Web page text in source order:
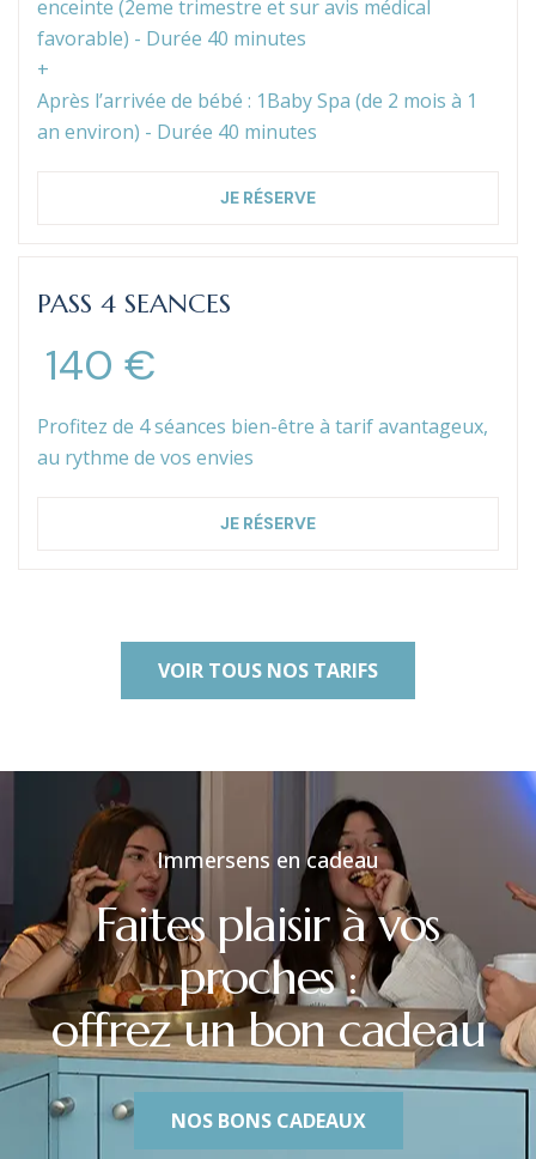
enceinte (2eme trimestre et sur avis médical
favorable) - Durée 40 minutes
+
Après l’arrivée de bébé : 1Baby Spa (de 2 mois à 1
an environ) - Durée 40 minutes
JE RÉSERVE
PASS 4 SEANCES
140 €
Profitez de 4 séances bien-être à tarif avantageux,
au rythme de vos envies
JE RÉSERVE
VOIR TOUS NOS TARIFS
Immersens en cadeau
Faites plaisir à vos
proches :
offrez un bon cadeau
NOS BONS CADEAUX